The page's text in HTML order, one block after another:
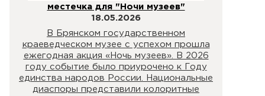
местечка для "Ночи музеев"
18.05.2026
В Брянском государственном
краеведческом музее с успехом прошла
ежегодная акция «Ночь музеев». В 2026
году событие было приурочено к Году
единства народов России. Национальные
диаспоры представили колоритные